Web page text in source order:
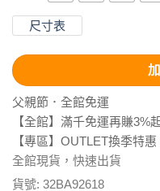
尺寸表
父親節．全館免運
【全館】滿千免運再賺3%
【專區】OUTLET換季特
全館現貨，快速出貨
貨號: 32BA92618